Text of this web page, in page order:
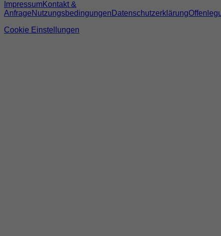
ImpressumKontakt &
AnfrageNutzungsbedingungen Datenschutzerklärung
Cookie Einstellungen